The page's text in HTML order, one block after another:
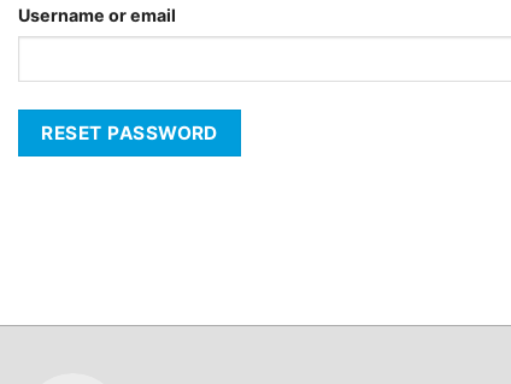
Username or email
RESET PASSWORD